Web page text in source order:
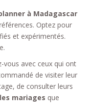
à Madagascar
Optez pour
et expérimentés.
vous avec ceux qui ont
de visiter leur
de consulter leurs
mariages que